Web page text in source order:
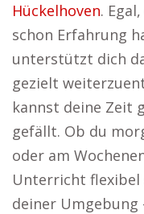
Hückelhoven.
schon Erfahrung
unterstützt dich
gezielt
kannst deine Zeit
gefällt. Ob du
oder am
Unterricht flexibel
deiner Umgebung